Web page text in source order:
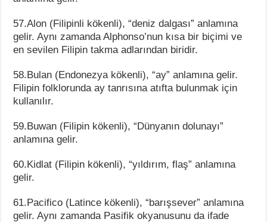
57.Alon (Filipinli kökenli), “deniz dalgası” anlamına
gelir. Aynı zamanda Alphonso’nun kısa bir biçimi ve
en sevilen Filipin takma adlarından biridir.
58.Bulan (Endonezya kökenli), “ay” anlamına gelir.
Filipin folklorunda ay tanrısına atıfta bulunmak için
kullanılır.
59.Buwan (Filipin kökenli), “Dünyanın dolunayı”
anlamına gelir.
60.Kidlat (Filipin kökenli), “yıldırım, flaş” anlamına
gelir.
61.Pacifico (Latince kökenli), “barışsever” anlamına
gelir. Aynı zamanda Pasifik okyanusunu da ifade